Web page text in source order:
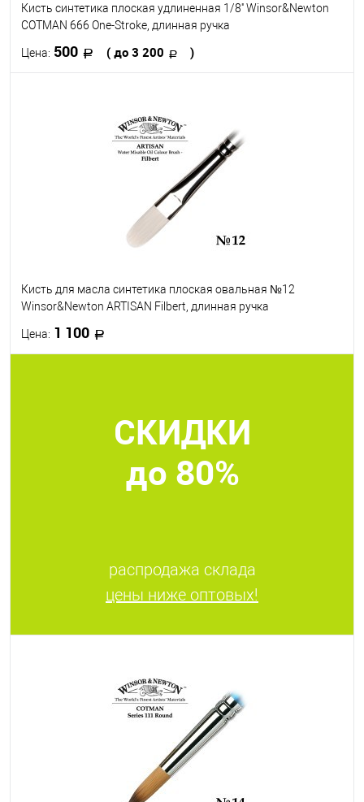
Кисть синтетика плоская удлиненная 1/8'' Winsor&Newton
COTMAN 666 One-Stroke, длинная ручка
Цена: 500 ( до 3 200 )
В наличии
19
Кисть для масла синтетика плоская овальная №12
Winsor&Newton ARTISAN Filbert, длинная ручка
Цена: 1 100
В наличии
СКИДКИ
до 80%
распродажа склада
цены ниже оптовых!